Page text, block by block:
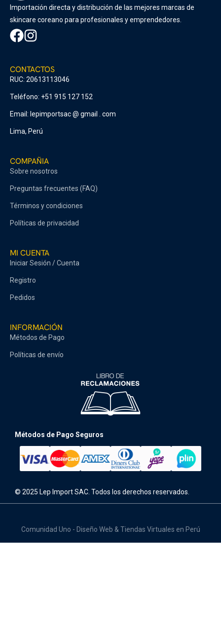
Importación directa y distribución de las mejores marcas de
skincare coreano para profesionales y emprendedores.
CONTACTOS
RUC: 20613113046
Teléfono: +51 915 127 152
Email: lepimportsac @ gmail . com
Lima, Perú
COMPAÑIA
Sobre nosotros
Preguntas frecuentes (FAQ)
Términos y condiciones
Políticas de privacidad
MI CUENTA
Iniciar Sesión / Cuenta
Registro
Pedidos
INFORMACIÓN
Métodos de Pago
Políticas de envío
© 2025 Lep Import SAC. Todos los derechos reservados.
Métodos de Pago Seguros
Comunidad Uno - Diseño Web & Tiendas Virtuales en Perú